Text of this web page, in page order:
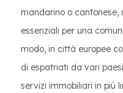
mandarino o cantonese,
essenziali per una
modo, in città europee
di espatriati da vari
servizi immobiliari in più